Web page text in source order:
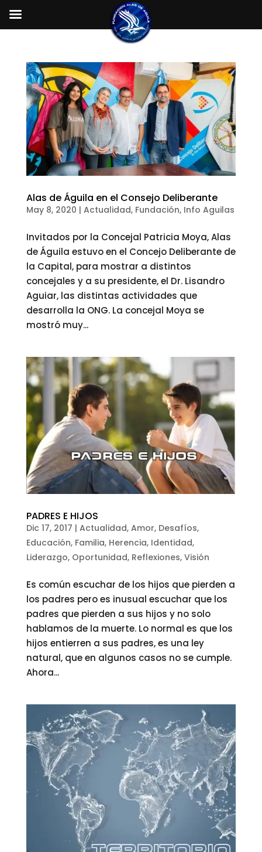
Alas de Águila en el Consejo Deliberante
May 8, 2020 | Actualidad, Fundación, Info Aguilas
Invitados por la Concejal Patricia Moya, Alas
de Águila estuvo en el Concejo Deliberante de
la Capital, para mostrar a distintos
concejales y a su presidente, el Dr. Lisandro
Aguiar, las distintas actividades que
desarrolla la ONG. La concejal Moya se
mostró muy...
PADRES E HIJOS
Dic 17, 2017 | Actualidad, Amor, Desafíos,
Educación, Familia, Herencia, Identidad,
Liderazgo, Oportunidad, Reflexiones, Visión
Es común escuchar de los hijos que pierden a
los padres pero es inusual escuchar que los
padres que pierden a sus hijos y no solo
hablamos de la muerte. Lo normal es que los
hijos entierren a sus padres, es una ley
natural, que en algunos casos no se cumple.
Ahora...